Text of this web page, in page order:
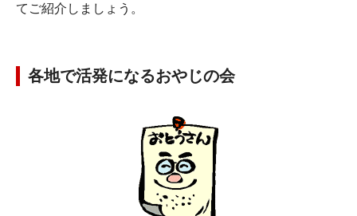
てご紹介しましょう。
各地で活発になるおやじの会